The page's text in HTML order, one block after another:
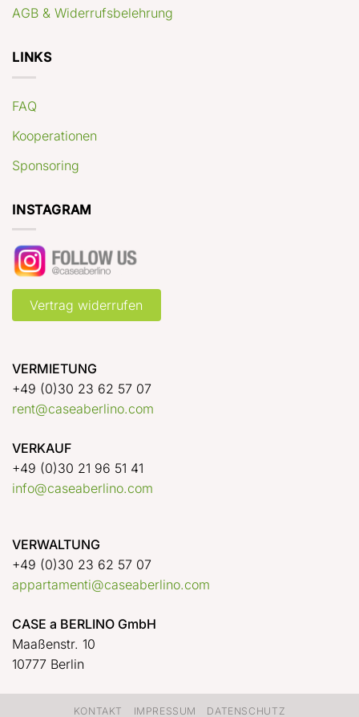
AGB & Widerrufsbelehrung
LINKS
FAQ
Kooperationen
Sponsoring
INSTAGRAM
Vertrag widerrufen
VERMIETUNG
+49 (0)30 23 62 57 07
rent@caseaberlino.com
VERKAUF
+49 (0)30 21 96 51 41
info@caseaberlino.com
VERWALTUNG
+49 (0)30 23 62 57 07
appartamenti@caseaberlino.com
CASE a BERLINO GmbH
Maaßenstr. 10
10777 Berlin
KONTAKT IMPRESSUM DATENSCHUTZ